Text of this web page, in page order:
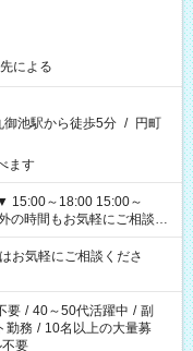
による
御池駅から徒歩5分 / 円町
ます
気軽にご相談くださ
要 / 40～50代活躍中 / 副
勤務 / 10名以上の大量募
要